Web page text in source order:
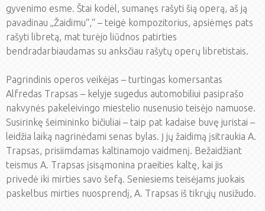
gyvenimo esme. Štai kodėl, sumanęs rašyti šią operą, aš ją
pavadinau „Žaidimu“,“ – teigė kompozitorius, apsiėmęs pats
rašyti libretą, mat turėjo liūdnos patirties
bendradarbiaudamas su anksčiau rašytų operų libretistais.
Pagrindinis operos veikėjas – turtingas komersantas
Alfredas Trapsas – kelyje sugedus automobiliui pasiprašo
nakvynės pakeleivingo miestelio nusenusio teisėjo namuose.
Susirinkę šeimininko bičiuliai – taip pat kadaise buvę juristai –
leidžia laiką nagrinėdami senas bylas. Į jų žaidimą įsitraukia A.
Trapsas, prisiimdamas kaltinamojo vaidmenį. Bežaidžiant
teismus A. Trapsas įsisąmonina praeities kaltę, kai jis
privedė iki mirties savo šefą. Seniesiems teisėjams juokais
paskelbus mirties nuosprendį, A. Trapsas iš tikrųjų nusižudo.